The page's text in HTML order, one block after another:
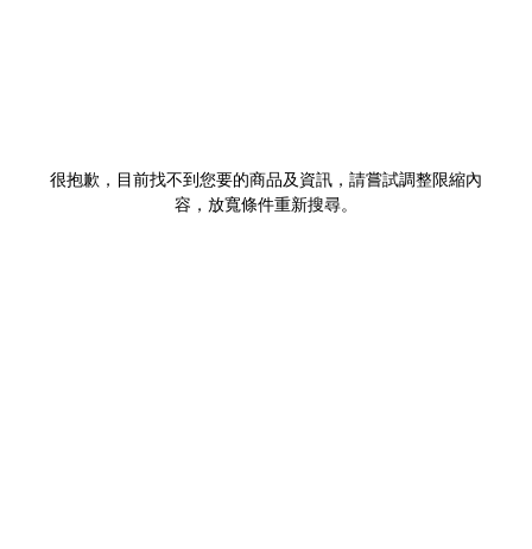
很抱歉，目前找不到您要的商品及資訊，請嘗試調整限縮內
容，放寬條件重新搜尋。